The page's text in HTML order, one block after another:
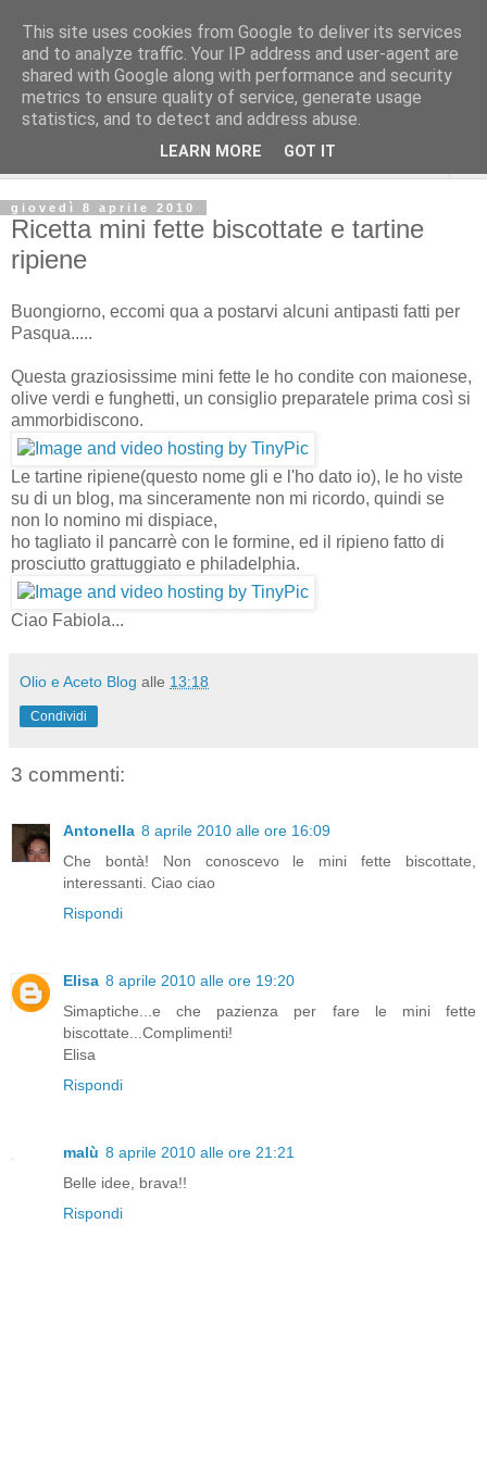
giovedì 8 aprile 2010
Ricetta mini fette biscottate e tartine
ripiene
Buongiorno, eccomi qua a postarvi alcuni antipasti fatti per
Pasqua.....
Questa graziosissime mini fette le ho condite con maionese,
olive verdi e funghetti, un consiglio preparatele prima così si
ammorbidiscono.
Le tartine ripiene(questo nome gli e l'ho dato io), le ho viste
su di un blog, ma sinceramente non mi ricordo, quindi se
non lo nomino mi dispiace,
ho tagliato il pancarrè con le formine, ed il ripieno fatto di
prosciutto grattuggiato e philadelphia.
Ciao Fabiola...
Olio e Aceto Blog alle 13:18
Condividi
3 commenti:
Antonella 8 aprile 2010 alle ore 16:09
Che bontà! Non conoscevo le mini fette biscottate,
interessanti. Ciao ciao
Rispondi
Elisa 8 aprile 2010 alle ore 19:20
Simaptiche...e che pazienza per fare le mini fette
biscottate...Complimenti!
Elisa
Rispondi
malù 8 aprile 2010 alle ore 21:21
Belle idee, brava!!
Rispondi
This site uses cookies from Google to deliver its services
and to analyze traffic. Your IP address and user-agent are
shared with Google along with performance and security
metrics to ensure quality of service, generate usage
statistics, and to detect and address abuse.
LEARN MORE GOT IT